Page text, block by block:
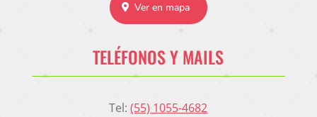
Ver en mapa
TELÉFONOS Y MAILS
Tel:(55) 1055-4682